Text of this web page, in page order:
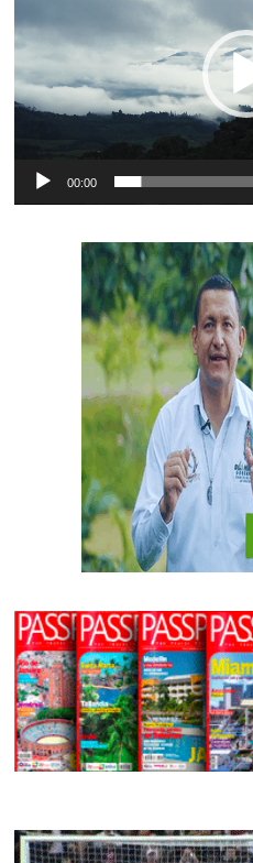
00:00